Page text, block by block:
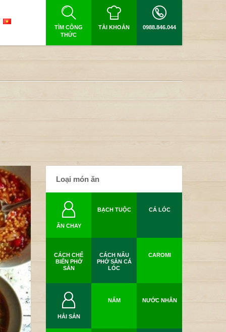
TÌM CÔNG
THỨC
TÀI KHOẢN 0988.846.044
Loại món ăn
ĂN CHAY
BẠCH TUỘC CÁ LÓC
CÁCH CHẾ
BIẾN PHỞ
SẮN
CÁCH NẤU
PHỞ SẮN CÁ
LÓC
CAROMI
HẢI SẢN
NẤM NƯỚC NHÂN